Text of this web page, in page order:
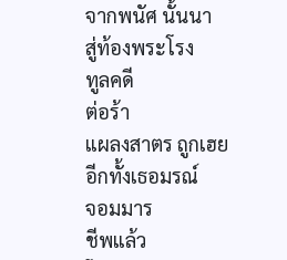
จากพนัศ นั้นนา
สู่ท้องพระโรง
ทูลคดี
ต่อร้า
แผลงสาตร ถูกเฮย
อีกทั้งเธอมรณ์
จอมมาร
ชีพแล้ว